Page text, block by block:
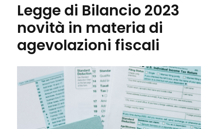
Legge di Bilancio 2023
novità in materia di
agevolazioni fiscali